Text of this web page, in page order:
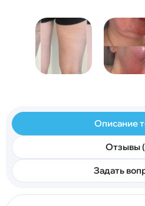
Описание
Отзывы
Задать